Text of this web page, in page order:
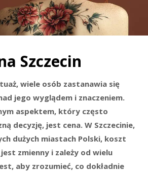
Szczecin
wiele osób zastanawia się
jego wyglądem i znaczeniem.
aspektem, który często
decyzję, jest cena. W Szczecinie,
dużych miastach Polski, koszt
zmienny i zależy od wielu
aby zrozumieć, co dokładnie